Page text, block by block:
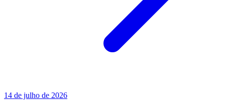
14 de julho de 2026